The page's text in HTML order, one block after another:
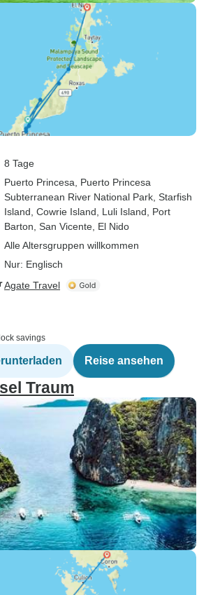
8 Tage
Puerto Princesa , Puerto Princesa
Subterranean River National Park , Starfish
Island , Cowrie Island , Luli Island , Port
Barton , San Vicente , El Nido
Alle Altersgruppen willkommen
Nur: Englisch
Agate Travel
savings
Reise ansehen
Traum